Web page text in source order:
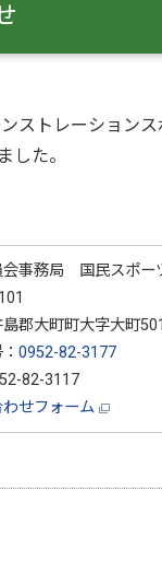
ストレーション
した。
会事務局 国民スポー
郡大町町大字大町
0952-82-3177
82-3117
わせフォーム